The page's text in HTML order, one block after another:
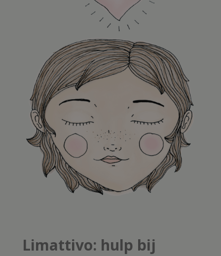
Limattivo: hulp bij